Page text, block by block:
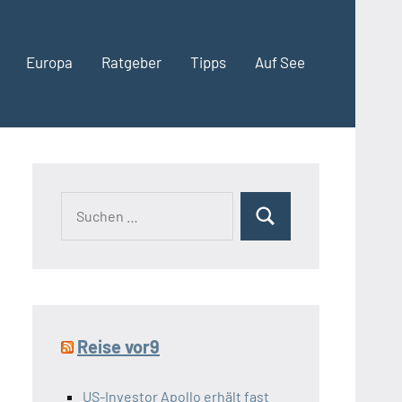
Europa Ratgeber Tipps Auf See
Suchen
Reise vor9
US-Investor Apollo erhält fast